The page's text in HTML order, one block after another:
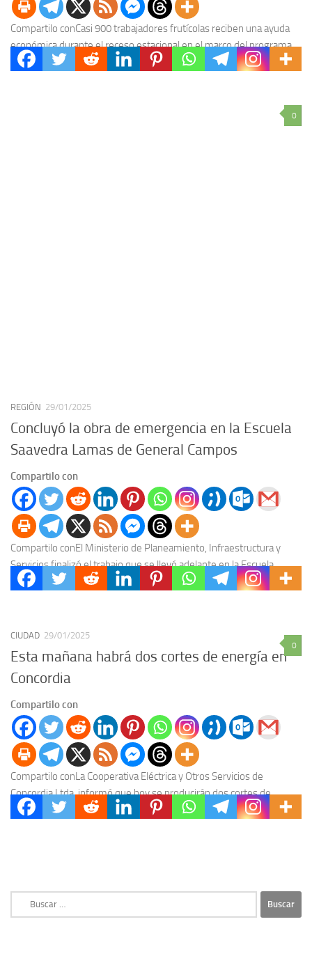
Compartilo conCasi 900 trabajadores frutícolas reciben una ayuda
económica durante el receso estacional en el marco del programa
nacional Intercosecha, gestionado por el Ministerio de...
0
REGIÓN 29/01/2025
Concluyó la obra de emergencia en la Escuela
Saavedra Lamas de General Campos
Compartilo con
Compartilo conEl Ministerio de Planeamiento, Infraestructura y
Servicios finalizó el trabajo que se llevó adelante en la Escuela
Secundaria Nº 1 Dr. Carlos Saavedra Lamas...
0
CIUDAD 29/01/2025
Esta mañana habrá dos cortes de energía en
Concordia
Compartilo con
Compartilo conLa Cooperativa Eléctrica y Otros Servicios de
Concordia Ltda. informó que hoy se producirán dos cortes de
energía en nuestra ciudad. Uno de ellos...